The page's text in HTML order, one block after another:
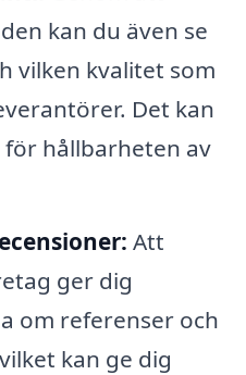
kan du även se
vilken kvalitet som
Det kan
hållbarheten av
Att
ger dig
om referenser och
kan ge dig